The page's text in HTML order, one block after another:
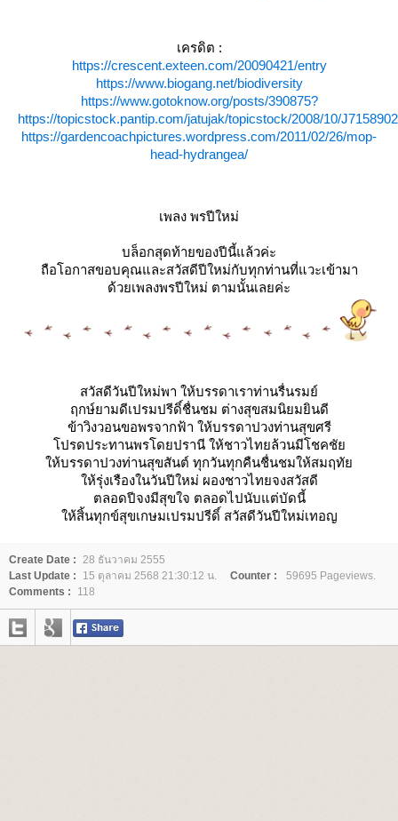
เครดิต :
https://crescent.exteen.com/20090421/entry
https://www.biogang.net/biodiversity
https://www.gotoknow.org/posts/390875?
https://topicstock.pantip.com/jatujak/topicstock/2008/10/
https://gardencoachpictures.wordpress.com/2011/02/26/mop-
head-hydrangea/
เพลง พรปีใหม่
บล็อกสุดท้ายของปีนี้แล้วค่ะ
ถือโอกาสขอบคุณและสวัสดีปีใหม่กับทุกท่านที่แวะเข้ามา
ด้วยเพลงพรปีใหม่ ตามนั้นเลยค่ะ
สวัสดีวันปีใหม่พา ให้บรรดาเราท่านรื่นรมย์
ฤกษ์ยามดีเปรมปรีดิ์ชื่นชม ต่างสุขสมนิยมยินดี
ข้าวิงวอนขอพรจากฟ้า ให้บรรดาปวงท่านสุขศรี
ปรดประทานพรโดยปรานี ให้ชาวไทยล้วนมีโชคชั
ห้บรรดาปวงท่านสุขสันต์ ทุกวันทุกคืนชื่นชมให้สมฤทั
ห้รุ่งเรืองในวันปีใหม่ ผองชาวไทยจงสวัสดี
ตลอดปีจงมีสุขใจ ตลอดไปนับแต่บัดนี้
ห้สิ้นทุกข์สุขเกษมเปรมปรีดิ์ สวัสดีวันปีใหม่เทอญ
Create Date : 28 ธันวาคม 2555
Last Update :
15 ตุลาคม 2568 21:30:12 น. Counter :
59695 Pageviews.
Comments :
118